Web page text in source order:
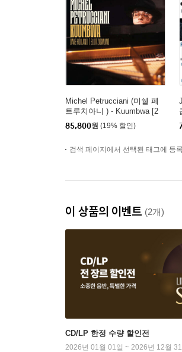
Michel Petrucciani (미쉘 페
트루치아니 ) - Kuumbwa [2
LP]
85,800원 (19% 할인)
검색 페이지에서 선택된 태그에 등
이 상품의 이벤트 (2개)
CD/LP 한정 수량 할인전
2026년 01월 01일 ~ 2026년 12월 31